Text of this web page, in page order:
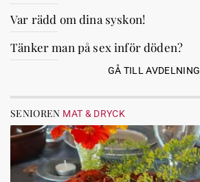
Var rädd om dina syskon!
Tänker man på sex inför döden?
GÅ TILL AVDELNING
SENIOREN MAT & DRYCK